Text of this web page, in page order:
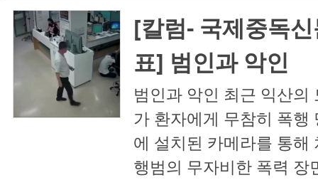
[칼럼- 국제중독
표] 범인과 악인
범인과 악인 최근 익산
가 환자에게 무참히 폭행
에 설치된 카메라를 통
행범의 무자비한 폭력